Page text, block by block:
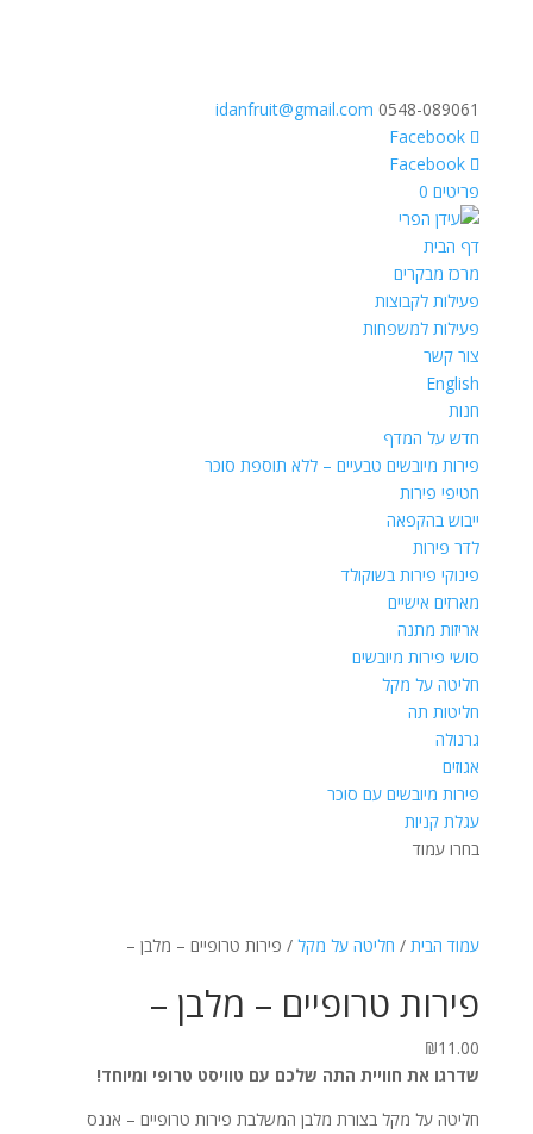
0548-089061
idanfruit@gmail.com
פריטים 0
דף הבית
מרכז מבקרים
פעילות לקבוצות
פעילות למשפחות
צור קשר
English
חנות
חדש על המדף
פירות מיובשים טבעיים – ללא תוספת סוכר
חטיפי פירות
ייבוש בהקפאה
לדר פירות
פינוקי פירות בשוקולד
מארזים אישיים
אריזות מתנה
סושי פירות מיובשים
חליטה על מקל
חליטות תה
גרנולה
אגוזים
פירות מיובשים עם סוכר
עגלת קניות
בחרו עמוד
עמוד הבית/ חליטה על מקל/ פירות טרופיים – מלבן –
פירות טרופיים – מלבן –
₪11.00
שדרגו את חוויית התה שלכם עם טוויסט טרופי ומיוחד!
חליטה על מקל בצורת מלבן המשלבת פירות טרופיים – אננס